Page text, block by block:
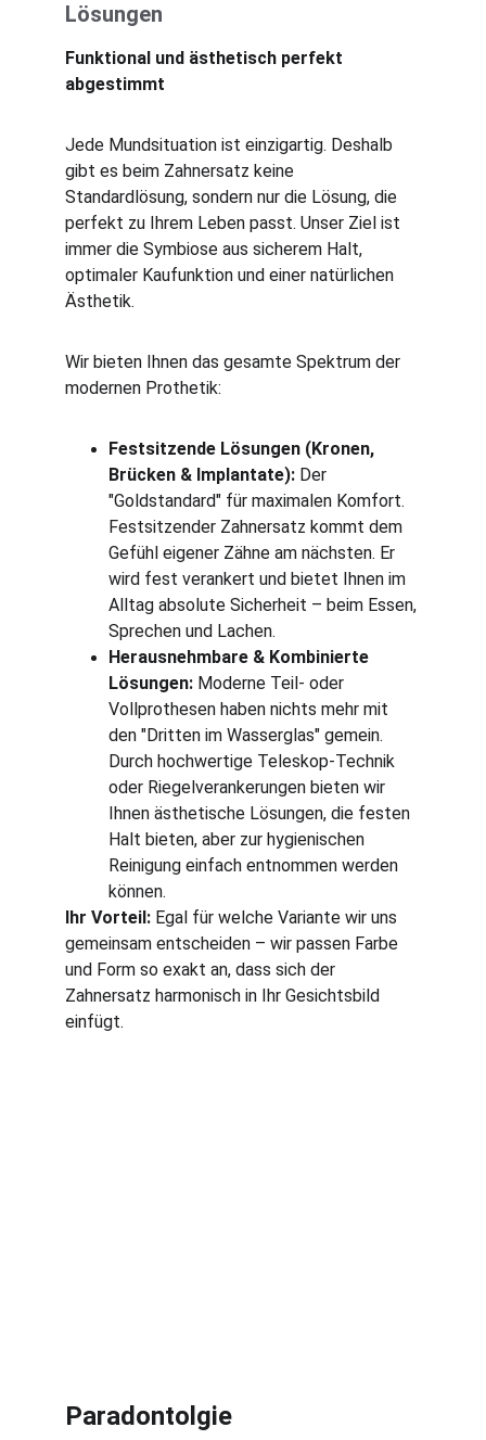
Lösungen
Funktional und ästhetisch perfekt
abgestimmt
Jede Mundsituation ist einzigartig. Deshalb
gibt es beim Zahnersatz keine
Standardlösung, sondern nur die Lösung, die
perfekt zu Ihrem Leben passt. Unser Ziel ist
immer die Symbiose aus sicherem Halt,
optimaler Kaufunktion und einer natürlichen
Ästhetik.
Wir bieten Ihnen das gesamte Spektrum der
modernen Prothetik:
Festsitzende Lösungen (Kronen,
Brücken & Implantate): Der
"Goldstandard" für maximalen Komfort.
Festsitzender Zahnersatz kommt dem
Gefühl eigener Zähne am nächsten. Er
wird fest verankert und bietet Ihnen im
Alltag absolute Sicherheit – beim Essen,
Sprechen und Lachen.
Herausnehmbare & Kombinierte
Lösungen: Moderne Teil- oder
Vollprothesen haben nichts mehr mit
den "Dritten im Wasserglas" gemein.
Durch hochwertige Teleskop-Technik
oder Riegelverankerungen bieten wir
Ihnen ästhetische Lösungen, die festen
Halt bieten, aber zur hygienischen
Reinigung einfach entnommen werden
können.
Ihr Vorteil: Egal für welche Variante wir uns
gemeinsam entscheiden – wir passen Farbe
und Form so exakt an, dass sich der
Zahnersatz harmonisch in Ihr Gesichtsbild
einfügt.
Paradontolgie